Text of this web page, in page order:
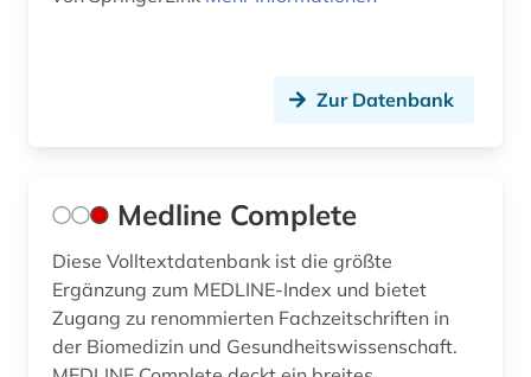
Zur Datenbank
Medline Complete
Diese Volltextdatenbank ist die größte
Ergänzung zum MEDLINE-Index und bietet
Zugang zu renommierten Fachzeitschriften in
der Biomedizin und Gesundheitswissenschaft.